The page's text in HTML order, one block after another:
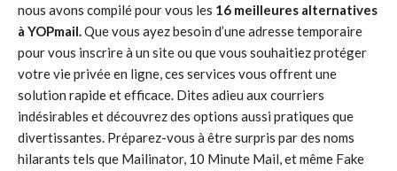
nous avons compilé pour vous les 16 meilleures alternatives
à YOPmail.Que vous ayez besoin d’une adresse temporaire
pour vous inscrire à un site ou que vous souhaitiez protéger
votre vie privée en ligne, ces services vous offrent une
solution rapide et efficace. Dites adieu aux courriers
indésirables et découvrez des options aussi pratiques que
divertissantes. Préparez-vous à être surpris par des noms
hilarants tels que Mailinator, 10 Minute Mail, et même Fake